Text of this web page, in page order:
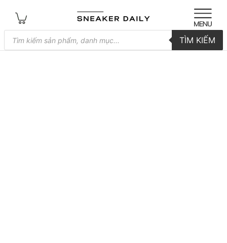
Tìm
kiếm
sản
TÌM KIẾM